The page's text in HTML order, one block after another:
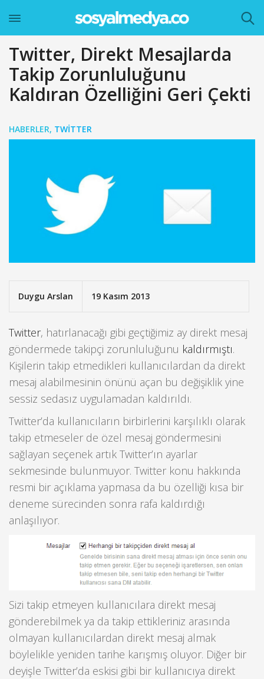
Twitter, Direkt Mesajlarda
Takip Zorunluluğunu
Kaldıran Özelliğini Geri Çekti
HABERLER, TWITTER
Duygu Arslan 19 Kasım 2013
Twitter, hatırlanacağı gibi geçtiğimiz ay direkt mesaj
göndermede takipçi zorunluluğunu kaldırmıştı.
Kişilerin takip etmedikleri kullanıcılardan da direkt
mesaj alabilmesinin önünü açan bu değişiklik yine
sessiz sedasız uygulamadan kaldırıldı.
Twitter’da kullanıcıların birbirlerini karşılıklı olarak
takip etmeseler de özel mesaj göndermesini
sağlayan seçenek artık Twitter’ın ayarlar
sekmesinde bulunmuyor. Twitter konu hakkında
resmi bir açıklama yapmasa da bu özelliği kısa bir
deneme sürecinden sonra rafa kaldırdığı
anlaşılıyor.
Sizi takip etmeyen kullanıcılara direkt mesaj
gönderebilmek ya da takip ettikleriniz arasında
olmayan kullanıcılardan direkt mesaj almak
böylelikle yeniden tarihe karışmış oluyor. Diğer bir
deyişle Twitter’da eskisi gibi bir kullanıcıya direkt